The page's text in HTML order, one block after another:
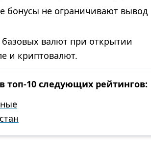
бонусы не ограничивают вывод
валют при открытии
и криптовалют.
топ-10 следующих рейтингов: